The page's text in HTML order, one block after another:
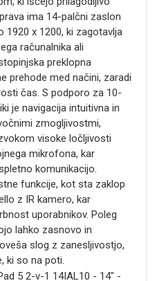
ima 14-palčni zaslon
x 1200, ki zagotavlja
računalnika ali
preklopna
prehode med načini, zaradi
čas. S podporo za 10-
je navigacija intuitivna in
zmogljivostmi,
visoke ločljivosti
mikrofona, kar
komunikacijo.
funkcije, kot sta zaklop
z IR kamero, kar
uporabnikov. Poleg
lahko zasnovo in
slog z zanesljivostjo,
ki so na poti.
5 2-v-1 14IAL10 - 14" -